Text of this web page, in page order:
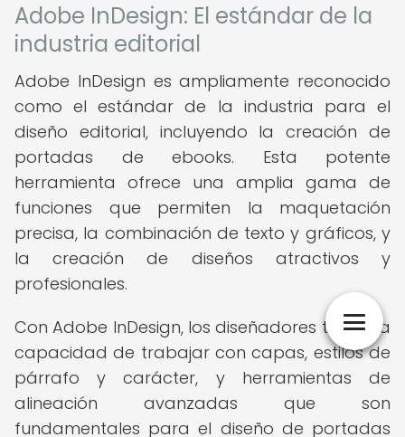
Adobe InDesign: El estándar de la
industria editorial
Adobe InDesign es ampliamente reconocido
como el estándar de la industria para el
diseño editorial, incluyendo la creación de
portadas de ebooks. Esta potente
herramienta ofrece una amplia gama de
funciones que permiten la maquetación
precisa, la combinación de texto y gráficos, y
la creación de diseños atractivos y
profesionales.
Con Adobe InDesign, los diseñadores tienen la
capacidad de trabajar con capas, estilos de
párrafo y carácter, y herramientas de
alineación avanzadas que son
fundamentales para el diseño de portadas